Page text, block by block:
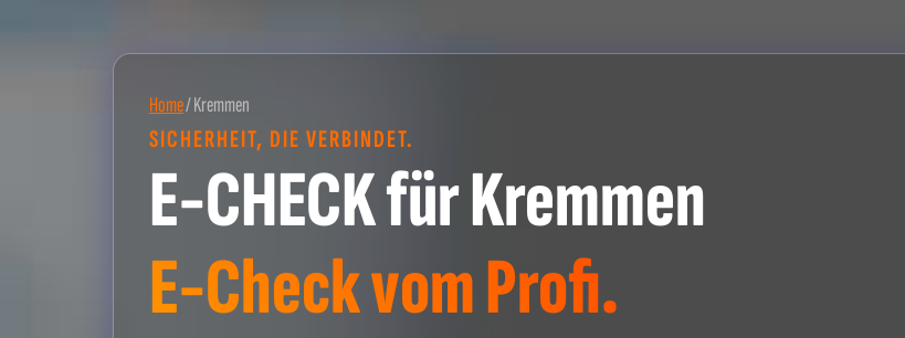
Home/Kremmen
SICHERHEIT, DIE VERBINDET.
E-CHECK für Kremmen
E-Check vom Profi.